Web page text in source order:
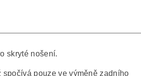
skryté nošení.
spočívá pouze ve výměně zadního